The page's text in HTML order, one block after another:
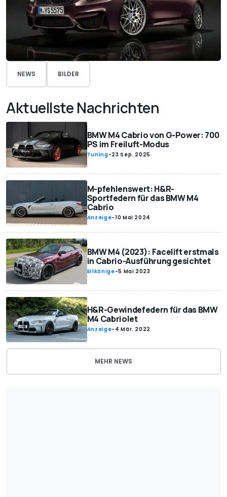
NEWS BILDER
Aktuellste Nachrichten
BMW M4 Cabrio von G-Power: 700
PS im Freiluft-Modus
Tuning-23 Sep. 2025
M-pfehlenswert: H&R-
Sportfedern für das BMW M4
Cabrio
Anzeige-10 Mai 2024
BMW M4 (2023): Facelift erstmals
in Cabrio-Ausführung gesichtet
Erlkönige-5 Mai 2023
H&R-Gewindefedern für das BMW
M4 Cabriolet
Anzeige- 4 Mär. 2022
MEHR NEWS